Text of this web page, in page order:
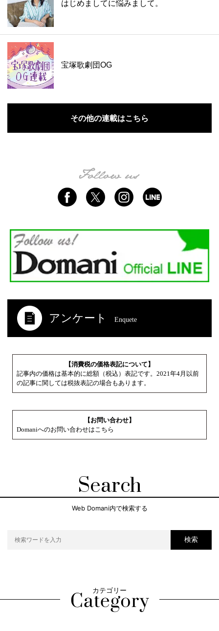
はじめましてに悩みまして。
宝塚歌劇団OG
その他の連載はこちら
アンケート Enquete
【消費税の価格表記について】
記事内の価格は基本的に総額（税込）表記です。2021年4月以前
の記事に関しては税抜表記の場合もあります。
【お問い合わせ】
Domaniへのお問い合わせはこちら
Search
Web Domani内で検索する
検索
カテゴリー